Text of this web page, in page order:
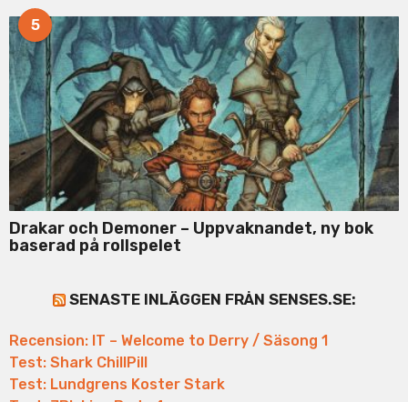
5
Drakar och Demoner – Uppvaknandet, ny bok
baserad på rollspelet
SENASTE INLÄGGEN FRÅN SENSES.SE:
Recension: IT – Welcome to Derry / Säsong 1
Test: Shark ChillPill
Test: Lundgrens Koster Stark